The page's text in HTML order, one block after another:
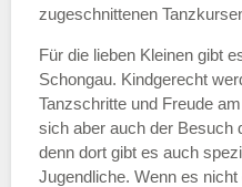
E-Mail*
Name der
zugeschnittenen
Für die lieben Kleinen gibt
Schongau. Kindgerecht
Tanzschritte und Freude
sich aber auch der Besuch
denn dort gibt es auch
Jugendliche. Wenn es nicht